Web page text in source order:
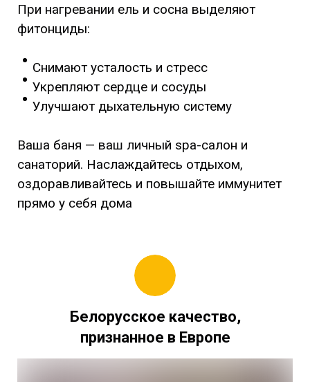
При нагревании ель и сосна выделяют
фитонциды:
Снимают усталость и стресс
Укрепляют сердце и сосуды
Улучшают дыхательную систему
Ваша баня — ваш личный spa-салон и
санаторий. Наслаждайтесь отдыхом,
оздоравливайтесь и повышайте иммунитет
прямо у себя дома
Белорусское качество,
признанное в Европе